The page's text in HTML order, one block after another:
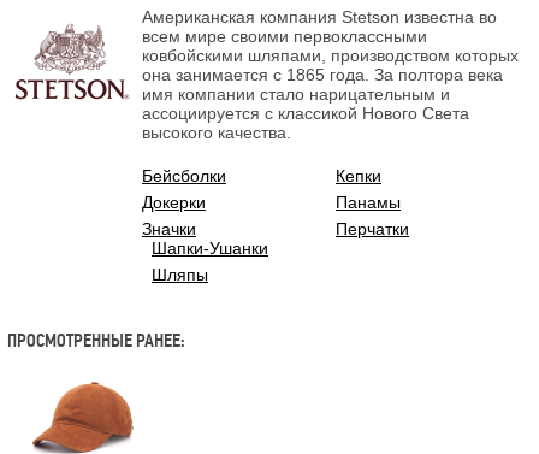
Американская компания Stetson известна во
всем мире своими первоклассными
ковбойскими шляпами, производством которых
она занимается с 1865 года. За полтора века
имя компании стало нарицательным и
ассоциируется с классикой Нового Света
высокого качества.
Бейсболки
Докерки
Значки
Кепки
Панамы
Перчатки
Шапки-Ушанки
Шляпы
ПРОСМОТРЕННЫЕ РАНЕЕ: